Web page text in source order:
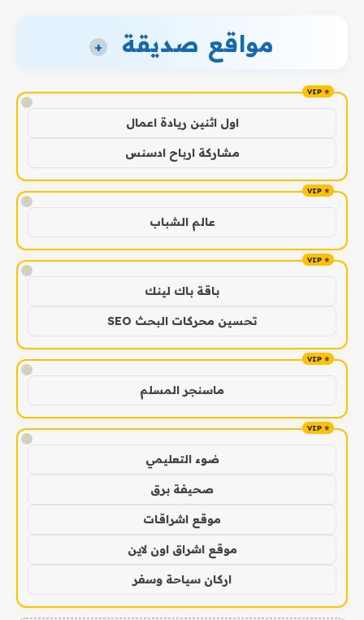
مواقع صديقة +
!
اول اثنين ريادة اعمال
مشاركة ارباح ادسنس
!
عالم الشباب
!
باقة باك لينك
تحسين محركات البحث SEO
!
ماسنجر المسلم
!
ضوء التعليمي
صحيفة برق
موقع اشراقات
موقع اشراق اون لاين
اركان سياحة وسفر